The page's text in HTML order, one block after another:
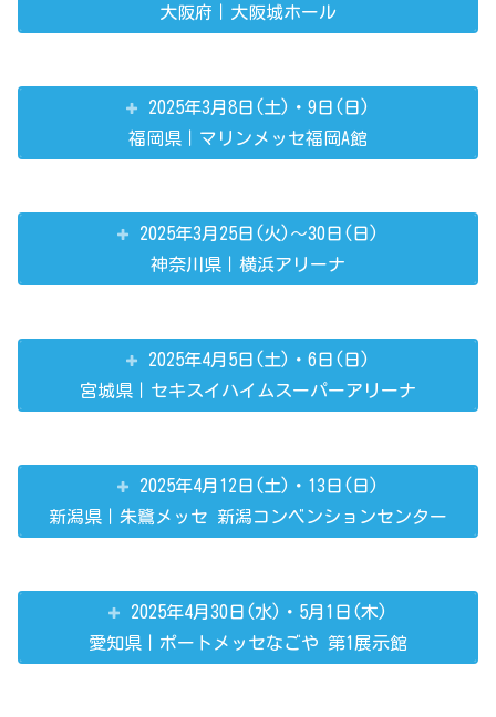
大阪府｜大阪城ホール
2025年3月8日(土)・9日(日)
福岡県｜マリンメッセ福岡A館
2025年3月25日(火)～30日(日)
神奈川県｜横浜アリーナ
2025年4月5日(土)・6日(日)
宮城県｜セキスイハイムスーパーアリーナ
2025年4月12日(土)・13日(日)
新潟県｜朱鷺メッセ 新潟コンベンションセンター
2025年4月30日(水)・5月1日(木)
愛知県｜ポートメッセなごや 第1展示館